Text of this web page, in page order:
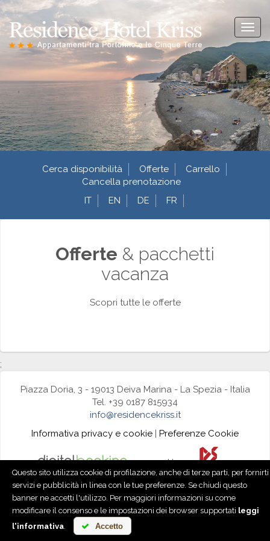
Toggle
Cerca disponibilità Offerte
Carrello
Cancella prenotazione
IT
EN DE FR
Offerte & pacchetti
vacanza
Scopri tutte le offerte
;
Piazza Doria, 3 - 19013 Deiva Marina - La Spezia - Italia
Tel. +39 0187 815934
info@residencekriss.it
Informativa privacy e cookie | Preferenze Cookie
powered by
Questo sito utilizza cookie di profilazione, anche di terze parti, per fornirti
servizi e pubblicità in linea con le tue preferenze. Se chiudi questo
banner ne accetti l'utilizzo. Per maggiori informazioni su come
modificare il consenso e le impostazioni dei browser supportati leggi
l'informativa
Accetto